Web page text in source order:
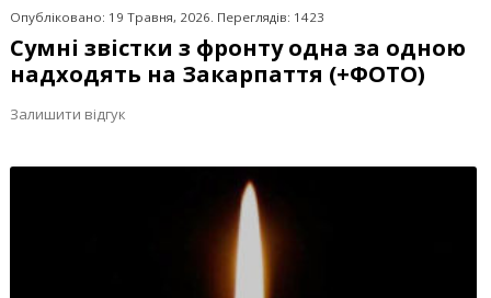
Опубліковано: 19 Травня, 2026. Переглядів: 1423
Сумні звістки з фронту одна за одною
надходять на Закарпаття (+ФОТО)
Залишити відгук